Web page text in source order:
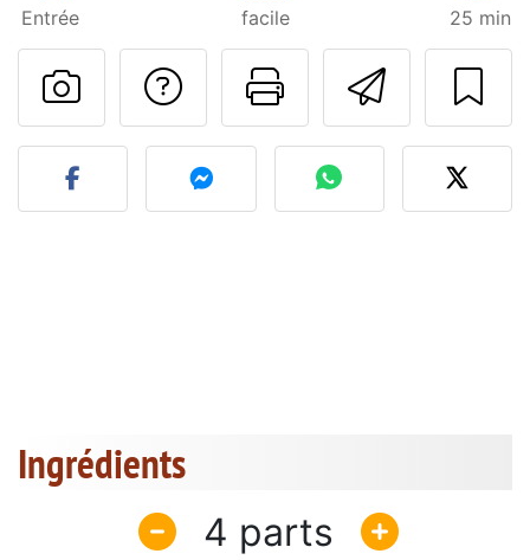
Entrée facile 25 min
Imprimer
Poser une
Publier votre photo de
Ingrédients
4